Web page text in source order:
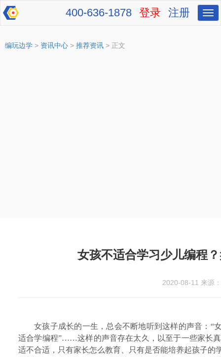
切
换
注册
登录
400-636-1878
编玩边学 > 资讯中心 > 推荐资讯 > 正文
女孩不适合学习少儿编程
2020-08-11 来源
女孩子成长的一生，总会不断地听到这样的声音： “
适合学编程”……这样的声音存在太久，以至于一些家长
适不合适，只有家长怎么教育、只有是否能培养起孩子